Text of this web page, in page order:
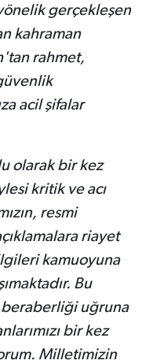
gerçekleşen
kahraman
rahmet,
acil şifalar
olarak bir kez
kritik ve acı
resmi
riayet
kamuoyuna
Bu
beraberliği uğruna
bir kez
Milletimizin